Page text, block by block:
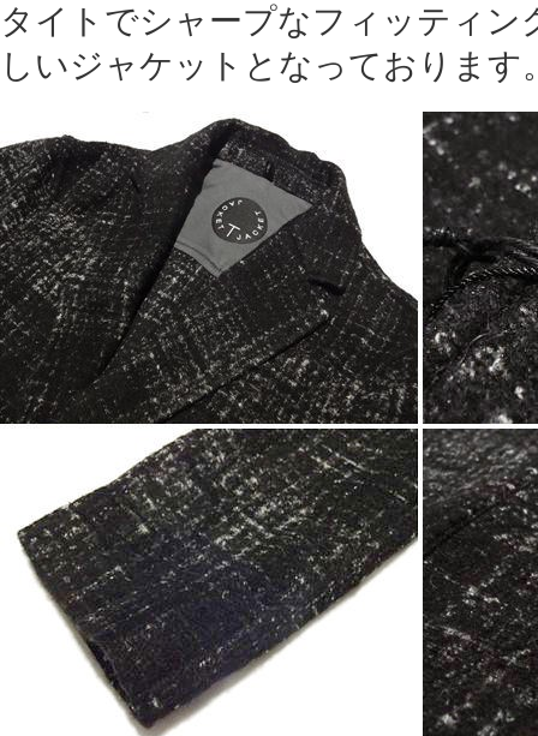
タイトでシャープなフィッティン
しいジャケットとなっております